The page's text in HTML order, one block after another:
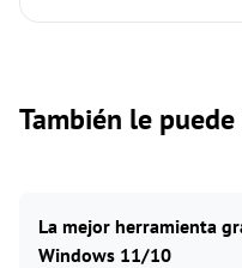
También le
La mejor herramienta
Windows 11/10